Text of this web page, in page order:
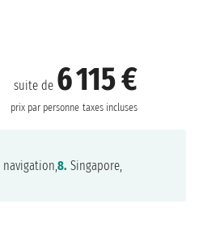
suite de 6 115 €
prix par personne taxes incluses
navigation,8. Singapore,